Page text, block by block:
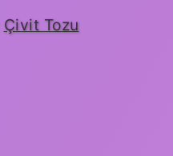
Çivit Tozu